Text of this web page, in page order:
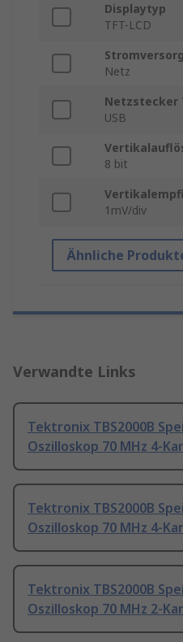
Displaytyp
TFT-LCD
Netz
Netzstecker
USB
8 bit
1mV/div
Ähnliche
Verwandte Links
Tektronix TBS2000B
Oszilloskop 70 MHz 4-
Tektronix TBS2000B
Oszilloskop 70 MHz 4-
Tektronix TBS2000B
Oszilloskop 70 MHz 2-